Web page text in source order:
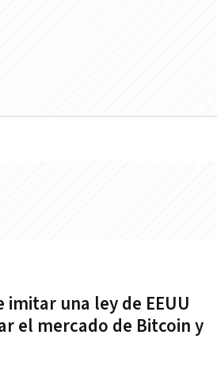
una ley de EEUU
el mercado de Bitcoin y